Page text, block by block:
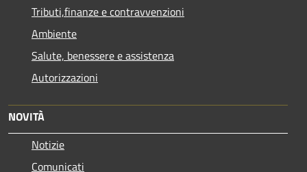
Tributi,finanze e contravvenzioni
Ambiente
Salute, benessere e assistenza
Autorizzazioni
NOVITÀ
Notizie
Comunicati